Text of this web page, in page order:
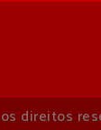
direitos